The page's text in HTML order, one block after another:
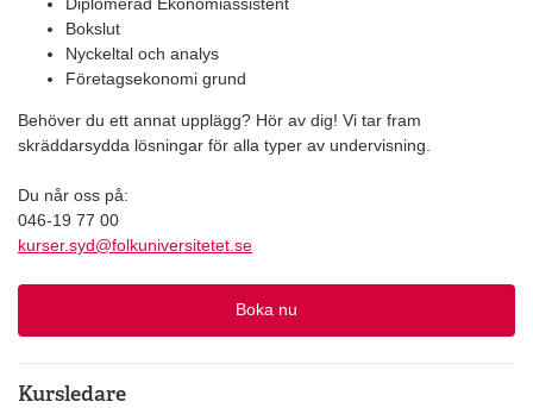
Bokslut
Nyckeltal och analys
Företagsekonomi grund
Behöver du ett annat upplägg? Hör av dig! Vi tar fram
skräddarsydda lösningar för alla typer av undervisning.
Du når oss på:
046-19 77 00
kurser.syd@folkuniversitetet.se
Boka nu
Kursledare